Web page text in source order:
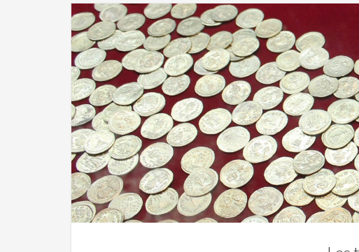
Musée, Musée du Bardo, Patrimoine, Sfax, Tunisie Aghlabide,